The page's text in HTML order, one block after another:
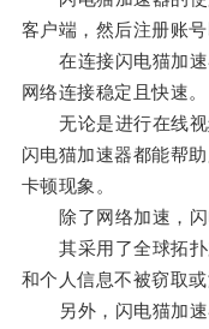
客户端，然后注册账号
在连接闪电猫加速
网络连接稳定且快速。
无论是进行在线视
闪电猫加速器都能帮
卡顿现象。
除了网络加速，闪
其采用了全球拓扑
和个人信息不被窃取或
另外，闪电猫加速